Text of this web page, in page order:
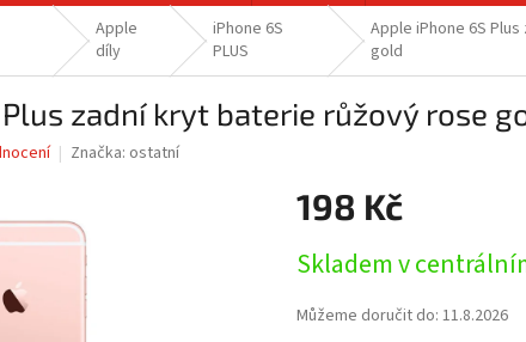
Apple
díly
iPhone 6S
PLUS
Apple iPhone 6S
gold
zadní kryt baterie růžový rose
Značka: ostatní
198 Kč
cena:
Skladem v
Můžeme doručit do: 11.8.2026